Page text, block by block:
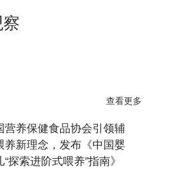
查看更多
营养保健食品协会引领辅
养新理念，发布《中国婴
“探索进阶式喂养”指南》